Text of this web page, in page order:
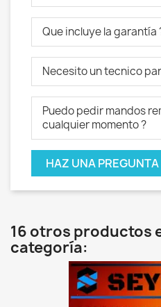
Que incluye la garantía
Necesito un tecnico
Puedo pedir mandos
cualquier momento ?
HAZ UNA PREGUNTA
16 otros productos
categoría: